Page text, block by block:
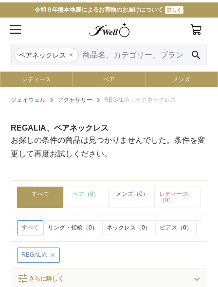
令和８年熊本地震によるお荷物のお届けについて 詳しく
ペアネックレス × search
レディース ペア メンズ
ジェイウェル アクセサリー REGALIA，ペアネックレス
REGALIA、ペアネックレス
お探しの条件の商品は見つかりませんでした。条件を変
更して再度お試しください。
すべて ペア（0） メンズ（0）
レディース
（0）
すべて リング・指輪（0） ネックレス（0） ピアス（0）
REGALIA
tune さらに詳しく